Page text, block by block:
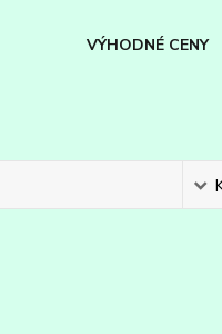
VÝHODNÉ CENY